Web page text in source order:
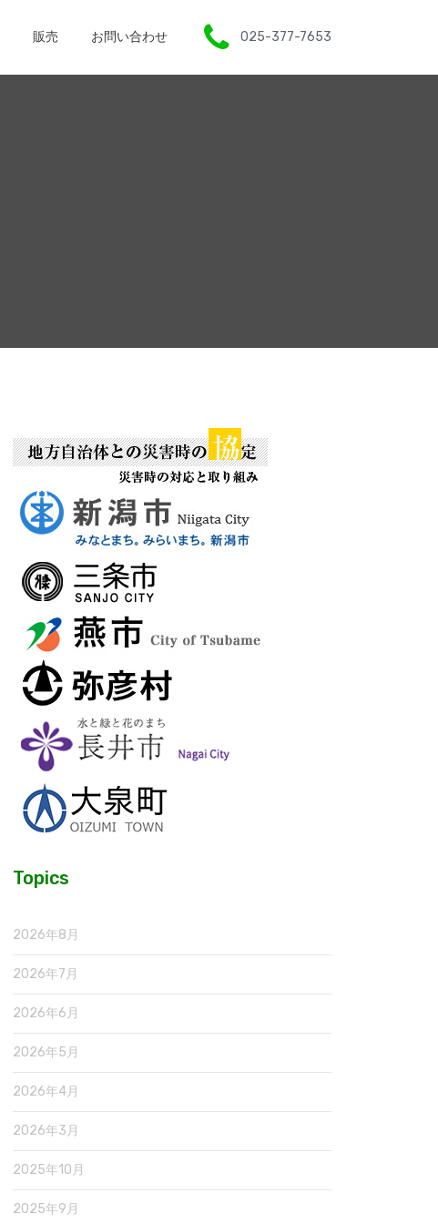
販売 お問い合わせ 025-377-7653
Topics
2026年8月
2026年7月
2026年6月
2026年5月
2026年4月
2026年3月
2025年10月
2025年9月